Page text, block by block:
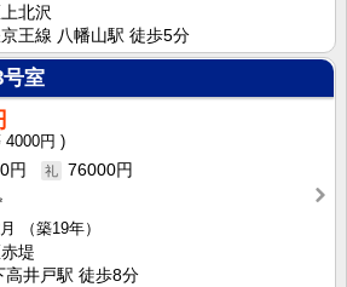
北沢
王線 八幡山駅 徒歩5分
号室
4000円
円
76000円
（築19年）
堤
高井戸駅 徒歩8分